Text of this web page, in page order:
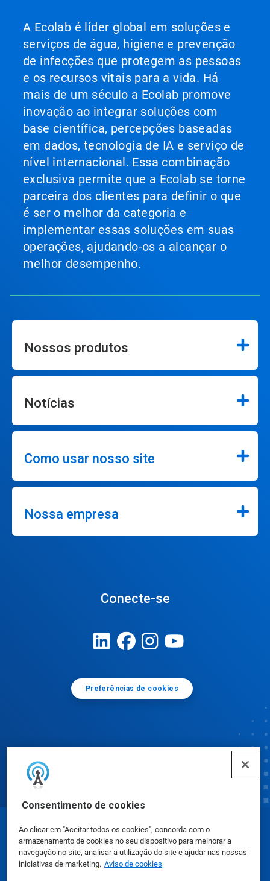
Consentimento de cookies
Ao clicar em "Aceitar todos os cookies", concorda com o
armazenamento de cookies no seu dispositivo para melhorar a
navegação no site, analisar a utilização do site e ajudar nas nossas
iniciativas de marketing. Aviso de cookies
A Ecolab é líder global em soluções e
serviços de água, higiene e prevenção
de infecções que protegem as pessoas
e os recursos vitais para a vida. Há
mais de um século a Ecolab promove
inovação ao integrar soluções com
base científica, percepções baseadas
em dados, tecnologia de IA e serviço de
nível internacional. Essa combinação
exclusiva permite que a Ecolab se torne
parceira dos clientes para definir o que
é ser o melhor da categoria e
implementar essas soluções em suas
operações, ajudando-os a alcançar o
melhor desempenho.
Nossos produtos
Notícias
Como usar nosso site
Nossa empresa
Conecte-se
Preferências de cookies
© Ecolab Inc. 2025
FISPQ|Privacidade|Termos de uso